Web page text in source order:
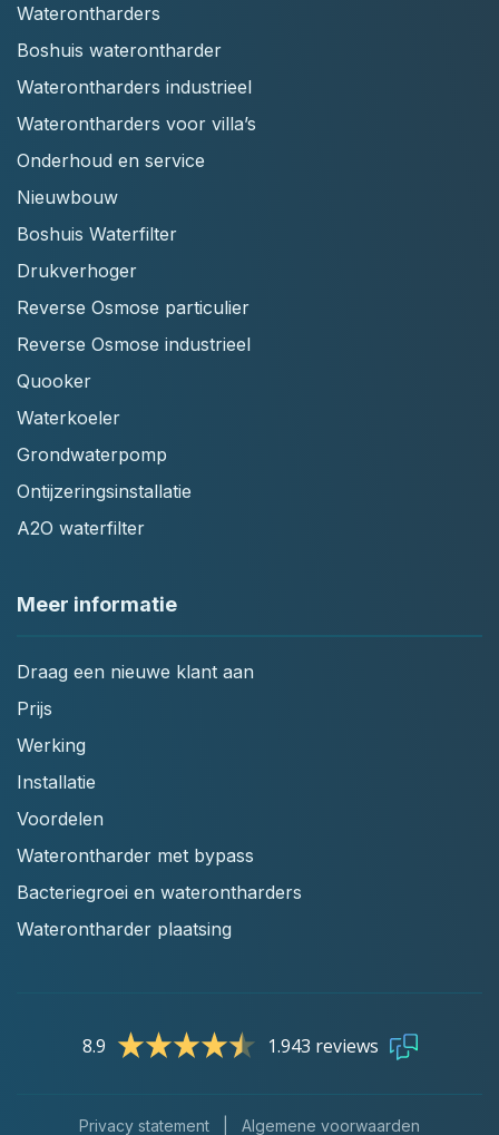
Waterontharders
Boshuis waterontharder
Waterontharders industrieel
Waterontharders voor villa’s
Onderhoud en service
Nieuwbouw
Boshuis Waterfilter
Drukverhoger
Reverse Osmose particulier
Reverse Osmose industrieel
Quooker
Waterkoeler
Grondwaterpomp
Ontijzeringsinstallatie
A2O waterfilter
Meer informatie
Draag een nieuwe klant aan
Prijs
Werking
Installatie
Voordelen
Waterontharder met bypass
Bacteriegroei en waterontharders
Waterontharder plaatsing
8.9 1.943 reviews
Privacy statement Algemene voorwaarden